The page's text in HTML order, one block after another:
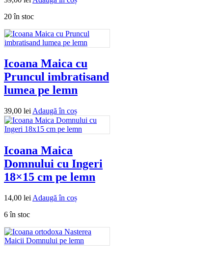
20 în stoc
Icoana Maica cu
Pruncul imbratisand
lumea pe lemn
39,00 lei Adaugă în coș
Icoana Maica
Domnului cu Ingeri
18×15 cm pe lemn
14,00 lei Adaugă în coș
6 în stoc